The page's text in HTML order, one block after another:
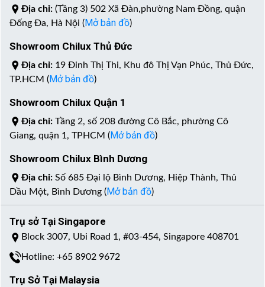
Địa chỉ: (Tầng 3) 502 Xã Đàn,phường Nam Đồng, quận
Đống Đa, Hà Nội (Mở bản đồ)
Showroom Chilux Thủ Đức
Địa chỉ: 19 Đinh Thị Thi, Khu đô Thị Vạn Phúc, Thủ Đức,
TP.HCM (Mở bản đồ)
Showroom Chilux Quận 1
Địa chỉ: Tầng 2, số 208 đường Cô Bắc, phường Cô
Giang, quận 1, TPHCM (Mở bản đồ)
Showroom Chilux Bình Dương
Địa chỉ: Số 685 Đại lộ Bình Dương, Hiệp Thành, Thủ
Dầu Một, Bình Dương (Mở bản đồ)
Trụ sở Tại Singapore
Block 3007, Ubi Road 1, #03-454, Singapore 408701
Hotline: +65 8902 9672
Trụ Sở Tại Malaysia